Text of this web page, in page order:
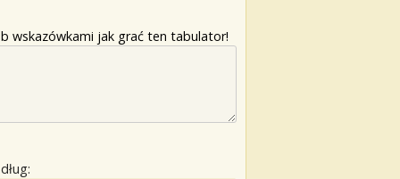
wskazówkami jak grać ten tabulator!